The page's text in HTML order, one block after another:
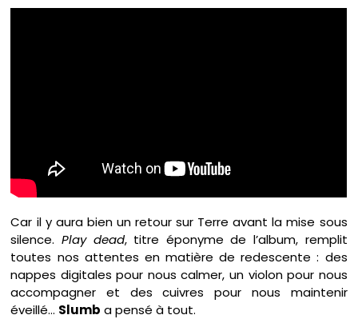
Car il y aura bien un retour sur Terre avant la mise sous
silence.Play dead, titre éponyme de l’album, remplit
toutes nos attentes en matière de redescente : des
nappes digitales pour nous calmer, un violon pour nous
accompagner et des cuivres pour nous maintenir
éveillé… Slumb a pensé à tout.